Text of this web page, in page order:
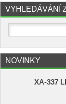
VYHLEDÁVÁNÍ
NOVINKY
XA-337